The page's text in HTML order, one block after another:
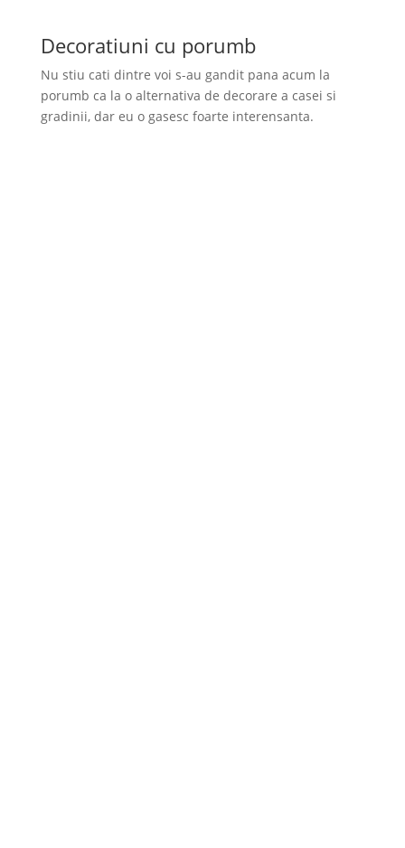
Decoratiuni cu porumb
Nu stiu cati dintre voi s-au gandit pana acum la
porumb ca la o alternativa de decorare a casei si
gradinii, dar eu o gasesc foarte interensanta.